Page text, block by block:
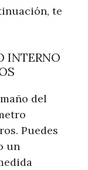
te
INTERNO
del
Puedes
un